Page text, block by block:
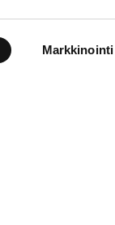
Markkinointi